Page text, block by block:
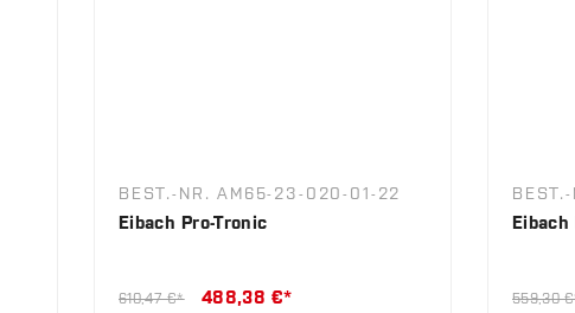
BEST.-NR. AM65-23-020-01-22
Eibach Pro-Tronic
610,47 €* 488,38 €*
Eibach
559,30